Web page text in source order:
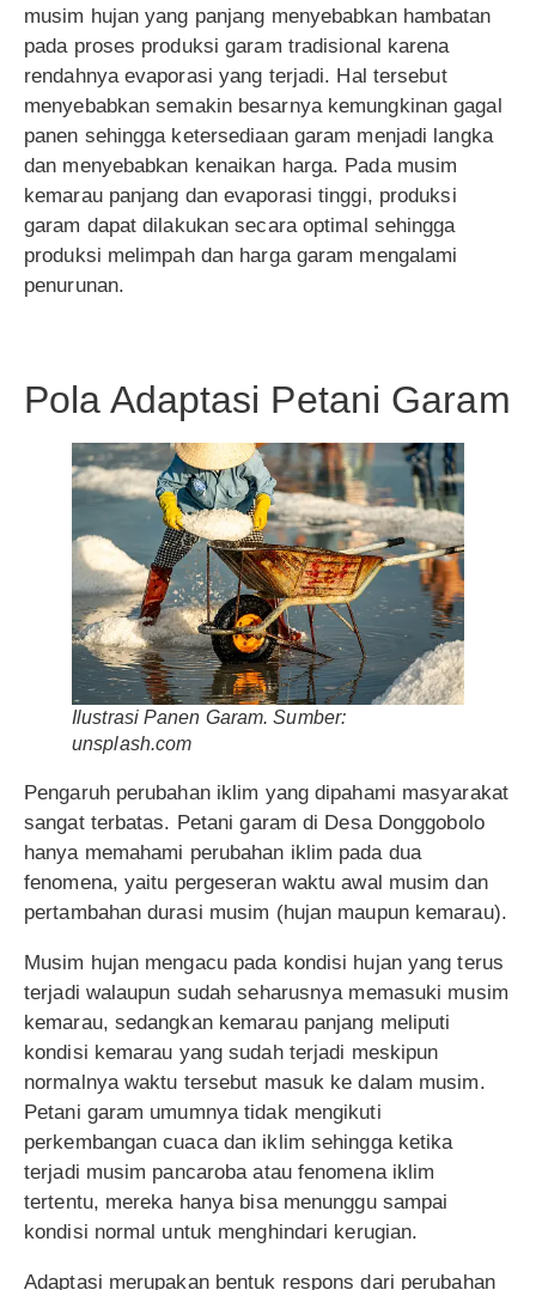
musim hujan yang panjang menyebabkan hambatan
pada proses produksi garam tradisional karena
rendahnya evaporasi yang terjadi. Hal tersebut
menyebabkan semakin besarnya kemungkinan gagal
panen sehingga ketersediaan garam menjadi langka
dan menyebabkan kenaikan harga. Pada musim
kemarau panjang dan evaporasi tinggi, produksi
garam dapat dilakukan secara optimal sehingga
produksi melimpah dan harga garam mengalami
penurunan.
Pola Adaptasi Petani Garam
Ilustrasi Panen Garam. Sumber:
unsplash.com
Pengaruh perubahan iklim yang dipahami masyarakat
sangat terbatas. Petani garam di Desa Donggobolo
hanya memahami perubahan iklim pada dua
fenomena, yaitu pergeseran waktu awal musim dan
pertambahan durasi musim (hujan maupun kemarau).
Musim hujan mengacu pada kondisi hujan yang terus
terjadi walaupun sudah seharusnya memasuki musim
kemarau, sedangkan kemarau panjang meliputi
kondisi kemarau yang sudah terjadi meskipun
normalnya waktu tersebut masuk ke dalam musim.
Petani garam umumnya tidak mengikuti
perkembangan cuaca dan iklim sehingga ketika
terjadi musim pancaroba atau fenomena iklim
tertentu, mereka hanya bisa menunggu sampai
kondisi normal untuk menghindari kerugian.
Adaptasi merupakan bentuk respons dari perubahan